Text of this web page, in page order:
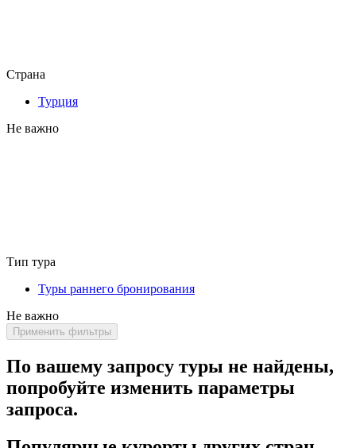
Страна
Турция
Не важно
Тип тура
Туры раннего бронирования
Не важно
Применить фильтры
По вашему запросу туры не найдены,
попробуйте изменить параметры
запроса.